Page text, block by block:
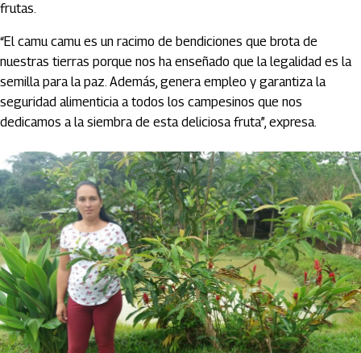
frutas.
“El camu camu es un racimo de bendiciones que brota de
nuestras tierras porque nos ha enseñado que la legalidad es la
semilla para la paz. Además, genera empleo y garantiza la
seguridad alimenticia a todos los campesinos que nos
dedicamos a la siembra de esta deliciosa fruta”, expresa.